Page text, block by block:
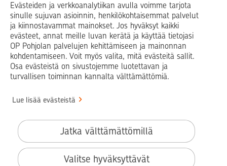
Evästeiden ja verkkoanalytiikan avulla voimme tarjota
sinulle sujuvan asioinnin, henkilökohtaisemmat palvelut
ja kiinnostavammat mainokset. Jos hyväksyt kaikki
evästeet, annat meille luvan kerätä ja käyttää tietojasi
OP Pohjolan palvelujen kehittämiseen ja mainonnan
kohdentamiseen. Voit myös valita, mitä evästeitä sallit.
Osa evästeistä on sivustojemme luotettavan ja
turvallisen toiminnan kannalta välttämättömiä.
Lue lisää evästeistä
Valitse hyväksyttävät
Jatka välttämättömillä
Op.fi OP Koti Pohjola Vahinkoapu
Facebook
X LinkedInInstagram
Käyttöehdot
Saavutettavuusseloste
Evästeiden käyttö